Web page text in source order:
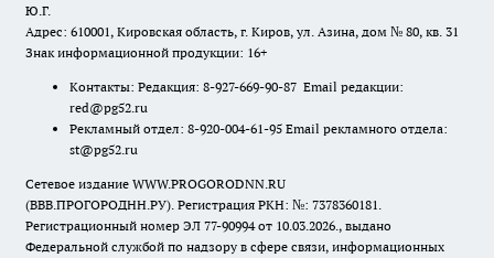
Ю.Г.
Адрес: 610001, Кировская область, г. Киров, ул. Азина, дом № 80, кв. 31
Знак информационной продукции: 16+
Контакты: Редакция: 8-927-669-90-87 Email редакции:
red@pg52.ru
Рекламный отдел: 8-920-004-61-95 Email рекламного отдела:
st@pg52.ru
Сетевое издание WWW.PROGORODNN.RU
(ВВВ.ПРОГОРОДНН.РУ). Регистрация РКН: №: 7378360181.
Регистрационный номер ЭЛ 77-90994 от 10.03.2026., выдано
Федеральной службой по надзору в сфере связи, информационных